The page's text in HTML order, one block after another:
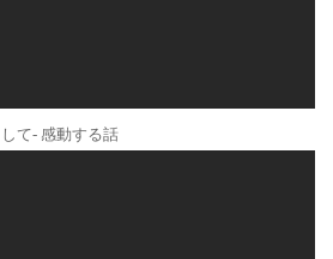
て- 感動する話